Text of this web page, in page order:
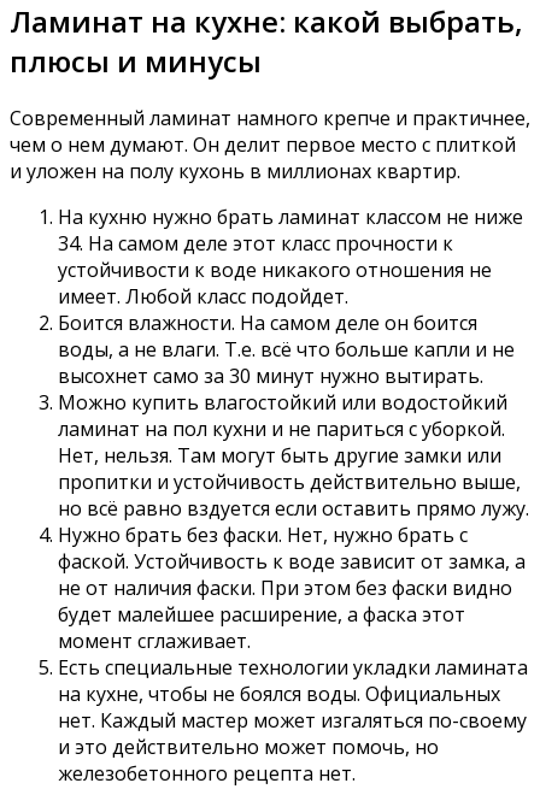
Ламинат на кухне: какой выбрать,
плюсы и минусы
Современный ламинат намного крепче и практичнее,
чем о нем думают. Он делит первое место с плиткой
и уложен на полу кухонь в миллионах квартир.
На кухню нужно брать ламинат классом не ниже
34. На самом деле этот класс прочности к
устойчивости к воде никакого отношения не
имеет. Любой класс подойдет.
Боится влажности. На самом деле он боится
воды, а не влаги. Т.е. всё что больше капли и не
высохнет само за 30 минут нужно вытирать.
Можно купить влагостойкий или водостойкий
ламинат на пол кухни и не париться с уборкой.
Нет, нельзя. Там могут быть другие замки или
пропитки и устойчивость действительно выше,
но всё равно вздуется если оставить прямо лужу.
Нужно брать без фаски. Нет, нужно брать с
фаской. Устойчивость к воде зависит от замка, а
не от наличия фаски. При этом без фаски видно
будет малейшее расширение, а фаска этот
момент сглаживает.
Есть специальные технологии укладки ламината
на кухне, чтобы не боялся воды. Официальных
нет. Каждый мастер может изгаляться по-своему
и это действительно может помочь, но
железобетонного рецепта нет.